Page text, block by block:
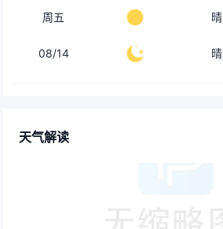
周五 晴
08/14 晴
天气解读